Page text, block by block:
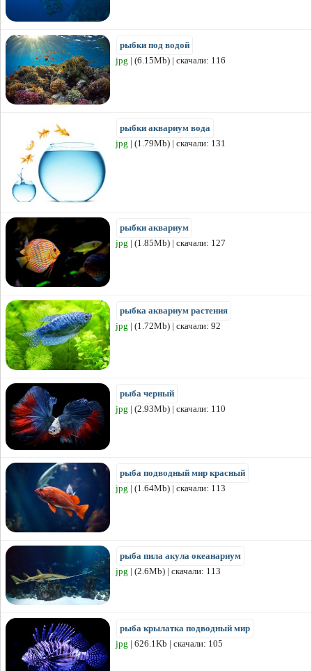
рыбки под водой
jpg | (6.15Mb) | скачали: 116
рыбки аквариум вода
jpg | (1.79Mb) | скачали: 131
рыбки аквариум
jpg | (1.85Mb) | скачали: 127
рыбка аквариум растения
jpg | (1.72Mb) | скачали: 92
рыба черный
jpg | (2.93Mb) | скачали: 110
рыба подводный мир красный
jpg | (1.64Mb) | скачали: 113
рыба пила акула океанариум
jpg | (2.6Mb) | скачали: 113
рыба крылатка подводный мир
jpg | 626.1Kb | скачали: 105